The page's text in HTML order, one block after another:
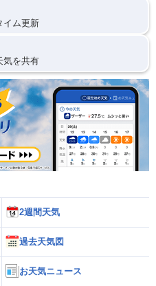
イム更新
気を共有
2週間天気
過去天気図
お天気ニュース